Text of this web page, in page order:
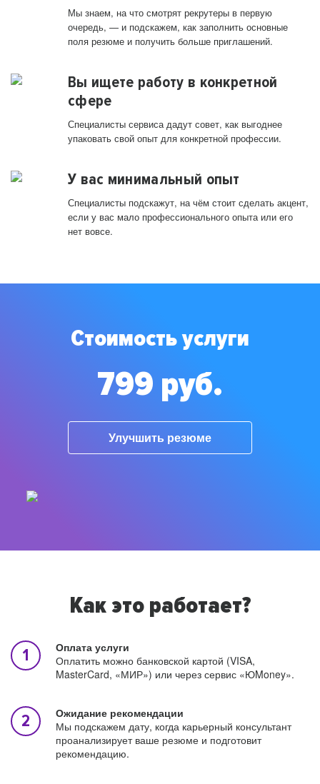
Мы знаем, на что смотрят рекрутеры в первую
очередь, — и подскажем, как заполнить основные
поля резюме и получить больше приглашений.
Вы ищете работу в конкретной
сфере
Специалисты сервиса дадут совет, как выгоднее
упаковать свой опыт для конкретной профессии.
У вас минимальный опыт
Специалисты подскажут, на чём стоит сделать акцент,
если у вас мало профессионального опыта или его
нет вовсе.
Стоимость услуги
799 руб.
Улучшить резюме
Как это работает?
Оплата услуги
Оплатить можно банковской картой (VISA,
MasterCard, «МИР») или через сервис «ЮMoney».
Ожидание рекомендации
Мы подскажем дату, когда карьерный консультант
проанализирует ваше резюме и подготовит
рекомендацию.